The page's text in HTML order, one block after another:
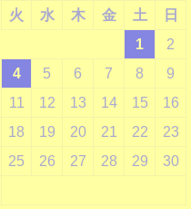
火 水 木 金 土
日
1
2
4 5 6 7 8
9
11 12 13 14 15
16
18 19 20 21 22
23
25 26 27 28 29
30